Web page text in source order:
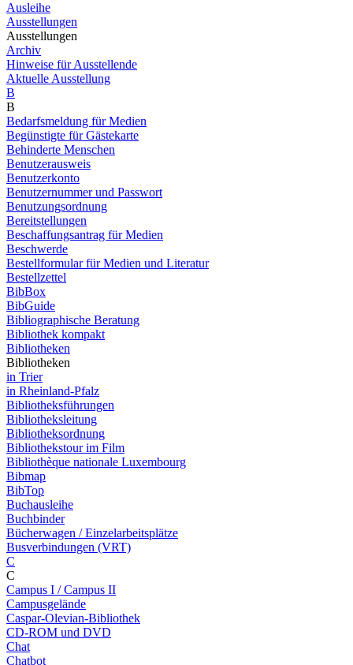
Ausleihe
Ausstellungen
Ausstellungen
Archiv
Hinweise für Ausstellende
Aktuelle Ausstellung
B
B
Bedarfsmeldung für Medien
Begünstigte für Gästekarte
Behinderte Menschen
Benutzerausweis
Benutzerkonto
Benutzernummer und Passwort
Benutzungsordnung
Bereitstellungen
Beschaffungsantrag für Medien
Beschwerde
Bestellformular für Medien und Literatur
Bestellzettel
BibBox
BibGuide
Bibliographische Beratung
Bibliothek kompakt
Bibliotheken
Bibliotheken
in Trier
in Rheinland-Pfalz
Bibliotheksführungen
Bibliotheksleitung
Bibliotheksordnung
Bibliothekstour im Film
Bibliothèque nationale Luxembourg
Bibmap
BibTop
Buchausleihe
Buchbinder
Bücherwagen / Einzelarbeitsplätze
Busverbindungen (VRT)
C
C
Campus I / Campus II
Campusgelände
Caspar-Olevian-Bibliothek
CD-ROM und DVD
Chat
Chatbot